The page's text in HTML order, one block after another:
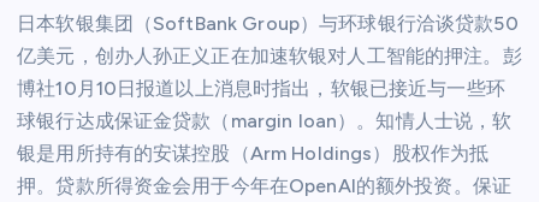
日本软银集团（SoftBank Group）与环球银行洽谈贷款50
亿美元，创办人孙正义正在加速软银对人工智能的押注。彭
博社10月10日报道以上消息时指出，软银已接近与一些环
球银行达成保证金贷款（margin loan）。知情人士说，软
银是用所持有的安谋控股（Arm Holdings）股权作为抵
押。贷款所得资金会用于今年在OpenAI的额外投资。保证